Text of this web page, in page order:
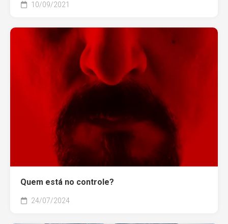
10/09/2021
Quem está no controle?
24/07/2024